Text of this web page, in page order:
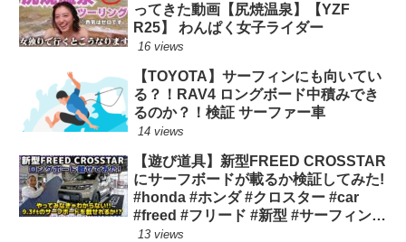
ってきた動画【尻焼温泉】【YZF
R25】 わんぱく女子ライダー
16 views
【TOYOTA】サーフィンにも向いてい
る？！RAV4 ロングボード中積みでき
るのか？！検証 サーファー車
14 views
【遊び道具】新型FREED CROSSTAR
にサーフボードが載るか検証してみた!
#honda #ホンダ #クロスター #car
#freed #フリード #新型 #サーフィン
ロングボード
13 views